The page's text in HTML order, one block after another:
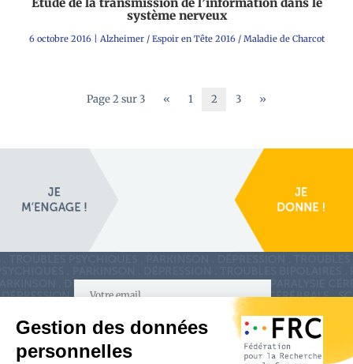
Étude de la transmission de l’information dans le
système nerveux
6 octobre 2016| Alzheimer/ Espoir en Tête 2016/ Maladie de Charcot
Page 2 sur 3 « 1 2 3 »
S'inscrire à la newsletter